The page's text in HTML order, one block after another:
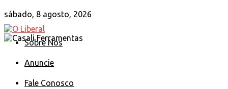
sábado, 8 agosto, 2026
Sobre Nós
Anuncie
Fale Conosco